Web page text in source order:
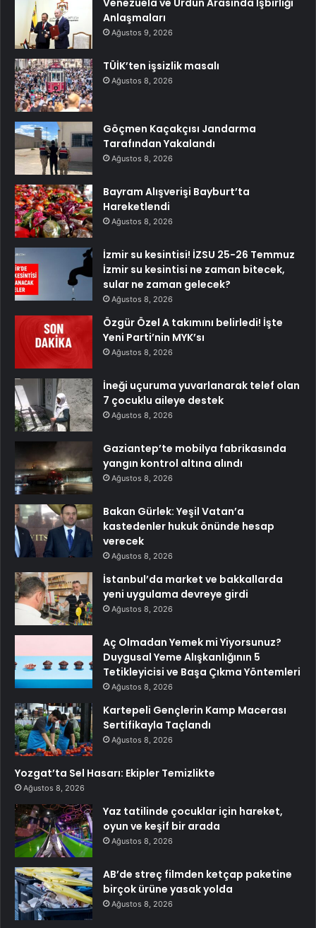
Anlaşmaları
Ağustos 9, 2026
TÜİK’ten işsizlik masalı
Ağustos 8, 2026
Göçmen Kaçakçısı Jandarma
Tarafından Yakalandı
Ağustos 8, 2026
Bayram Alışverişi Bayburt’ta
Hareketlendi
Ağustos 8, 2026
İzmir su kesintisi! İZSU 25-26 Temmuz
İzmir su kesintisi ne zaman bitecek,
sular ne zaman gelecek?
Ağustos 8, 2026
Özgür Özel A takımını belirledi! İşte
Yeni Parti’nin MYK’sı
Ağustos 8, 2026
İneği uçuruma yuvarlanarak telef olan
7 çocuklu aileye destek
Ağustos 8, 2026
Gaziantep’te mobilya fabrikasında
yangın kontrol altına alındı
Ağustos 8, 2026
Bakan Gürlek: Yeşil Vatan’a
kastedenler hukuk önünde hesap
verecek
Ağustos 8, 2026
İstanbul’da market ve bakkallarda
yeni uygulama devreye girdi
Ağustos 8, 2026
Aç Olmadan Yemek mi Yiyorsunuz?
Duygusal Yeme Alışkanlığının 5
Tetikleyicisi ve Başa Çıkma Yöntemleri
Ağustos 8, 2026
Kartepeli Gençlerin Kamp Macerası
Sertifikayla Taçlandı
Ağustos 8, 2026
Yozgat’ta Sel Hasarı: Ekipler Temizlikte
Ağustos 8, 2026
Yaz tatilinde çocuklar için hareket,
oyun ve keşif bir arada
Ağustos 8, 2026
AB’de streç filmden ketçap paketine
birçok ürüne yasak yolda
Ağustos 8, 2026